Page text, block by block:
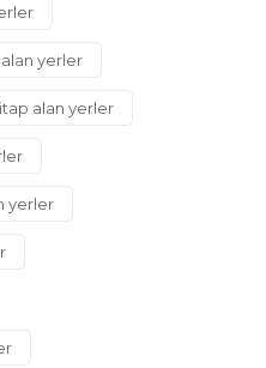
yerler
alan yerler
yerler